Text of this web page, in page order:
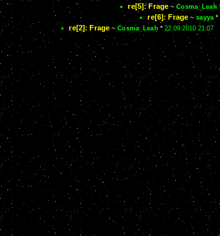
re[5]: Frage ~Cosma_Leah
re[6]: Frage ~sayya *
re[2]: Frage ~Cosma_Leah*22.09.2010 21:07